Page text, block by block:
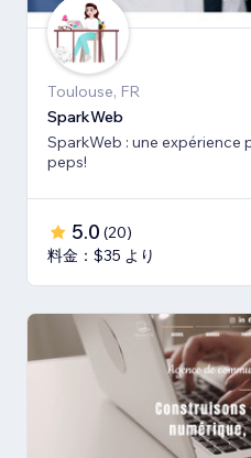
Toulouse, FR
SparkWeb
SparkWeb : une expérience
peps!
5.0 (20)
料金：$35 より